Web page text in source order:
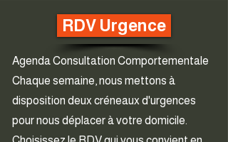
RDV Urgence
Agenda Consultation Comportementale
Chaque semaine, nous mettons à
disposition deux créneaux d'urgences
pour nous déplacer à votre domicile.